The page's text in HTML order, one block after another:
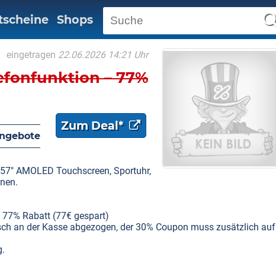
Shops
eingetragen 22.06.2026 14:21 Uhr
– 77%
Zum Deal*
AMOLED Touchscreen, Sportuhr,
Rabatt (77€ gespart)
an der Kasse abgezogen, der 30% Coupon muss zusätzlich auf